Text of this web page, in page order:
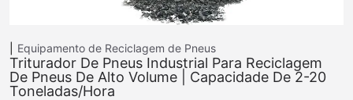
Equipamento de Reciclagem de Pneus
Triturador De Pneus Industrial Para Reciclagem
De Pneus De Alto Volume | Capacidade De 2-20
Toneladas/hora